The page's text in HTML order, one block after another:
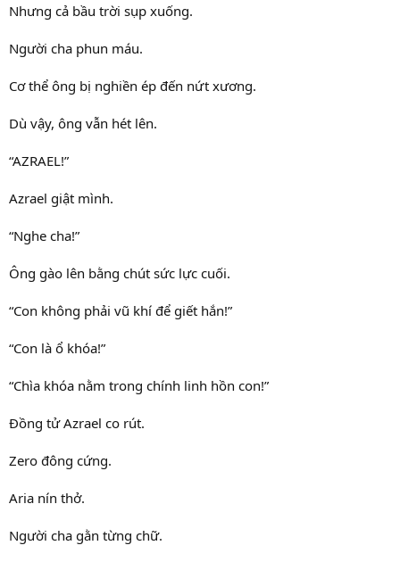
Nhưng cả bầu trời sụp xuống.
Người cha phun máu.
Cơ thể ông bị nghiền ép đến nứt xương.
Dù vậy, ông vẫn hét lên.
“AZRAEL!”
Azrael giật mình.
“Nghe cha!”
Ông gào lên bằng chút sức lực cuối.
“Con không phải vũ khí để giết hắn!”
“Con là ổ khóa!”
“Chìa khóa nằm trong chính linh hồn con!”
Đồng tử Azrael co rút.
Zero đông cứng.
Aria nín thở.
Người cha gằn từng chữ.